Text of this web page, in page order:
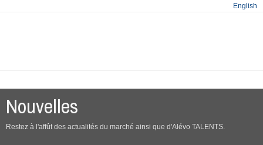
English
Nouvelles
Restez à l'affût des actualités du marché ainsi que d'Alévo TALENTS.